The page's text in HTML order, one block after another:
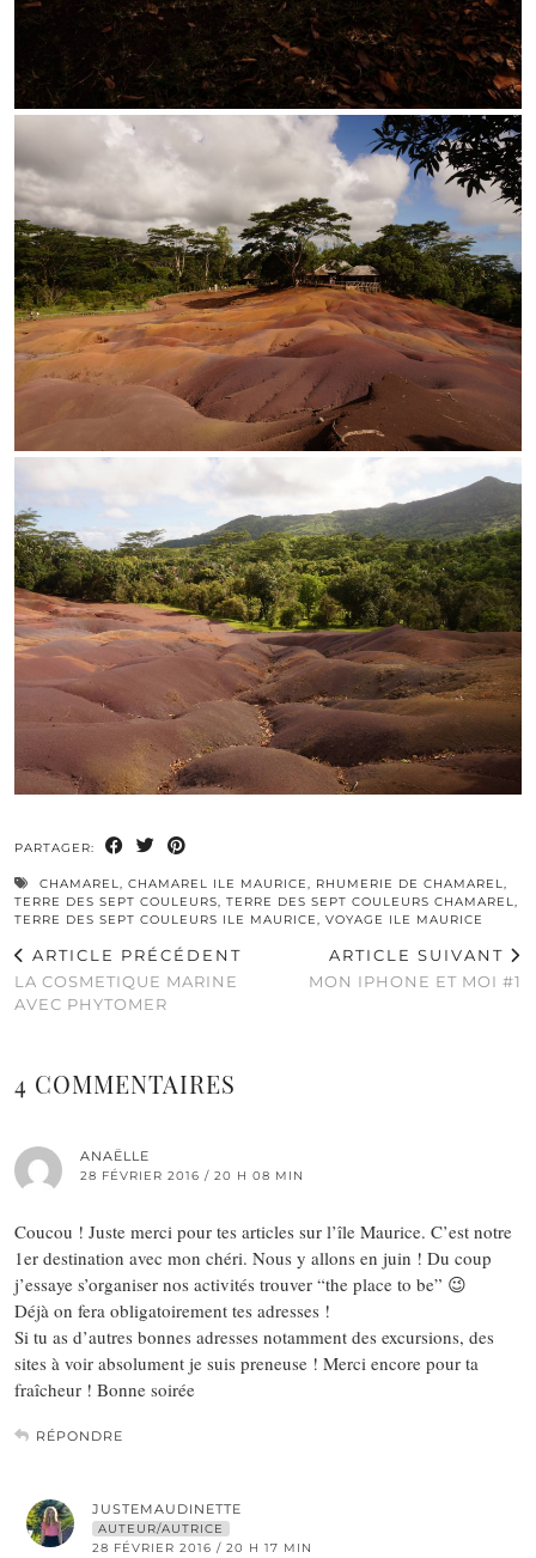
PARTAGER:
CHAMAREL, CHAMAREL ILE MAURICE, RHUMERIE DE CHAMAREL,
TERRE DES SEPT COULEURS, TERRE DES SEPT COULEURS CHAMAREL,
TERRE DES SEPT COULEURS ILE MAURICE, VOYAGE ILE MAURICE
ARTICLE PRÉCÉDENT
LA COSMETIQUE MARINE
AVEC PHYTOMER
ARTICLE SUIVANT
MON IPHONE ET MOI #1
4 COMMENTAIRES
ANAËLLE
28 FÉVRIER 2016 / 20 H 08 MIN
Coucou ! Juste merci pour tes articles sur l’île Maurice. C’est notre
1er destination avec mon chéri. Nous y allons en juin ! Du coup
j’essaye s’organiser nos activités trouver “the place to be” 😉
Déjà on fera obligatoirement tes adresses !
Si tu as d’autres bonnes adresses notamment des excursions, des
sites à voir absolument je suis preneuse ! Merci encore pour ta
fraîcheur ! Bonne soirée
RÉPONDRE
JUSTEMAUDINETTE
AUTEUR/AUTRICE
28 FÉVRIER 2016 / 20 H 17 MIN